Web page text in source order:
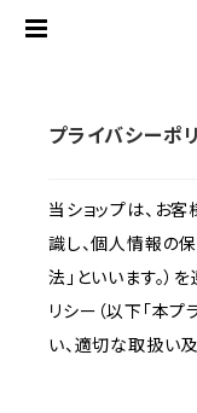
プライバシーポ
当ショップは、お
識し、個人情報の
法」といいます。）
リシー（以下「本プ
い、適切な取扱い